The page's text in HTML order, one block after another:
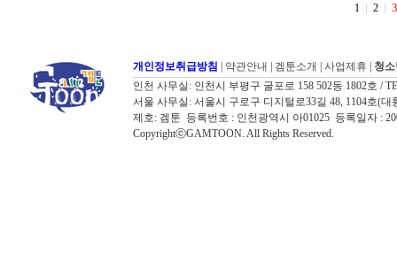
1 2 3
개인정보취급방침 약관안내 겜툰소개 사업제휴
청
인천 사무실: 인천시 부평구 굴포로 158 502동 1802호 /
서울 사무실: 서울시 구로구 디지털로33길 48, 1104호(대
제호: 겜툰 등록번호 : 인천광역시 아01025 등록일자 :
CopyrightⓒGAMTOON. All Rights Reserved.